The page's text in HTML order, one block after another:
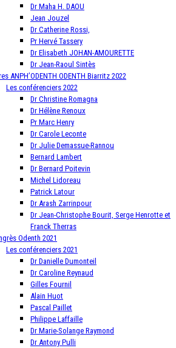
Dr Maha H. DAOU
Jean Jouzel
Dr Catherine Rossi,
Pr Hervé Tassery
Dr Elisabeth JOHAN-AMOURETTE
Dr Jean-Raoul Sintès
ANPH’ODENTH ODENTH Biarritz 2022
Les conférenciers 2022
Dr Christine Romagna
Dr Hélène Renoux
Pr Marc Henry
Dr Carole Leconte
Dr Julie Demassue-Rannou
Bernard Lambert
Dr Bernard Poitevin
Michel Lidoreau
Patrick Latour
Dr Arash Zarrinpour
Dr Jean-Christophe Bourit, Serge Henrotte et
Franck Therras
Odenth 2021
Les conférenciers 2021
Dr Danielle Dumonteil
Dr Caroline Reynaud
Gilles Fournil
Alain Huot
Pascal Paillet
Philippe Laffaille
Dr Marie-Solange Raymond
Dr Antony Pulli